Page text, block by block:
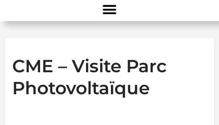
CME – Visite Parc
Photovoltaïque